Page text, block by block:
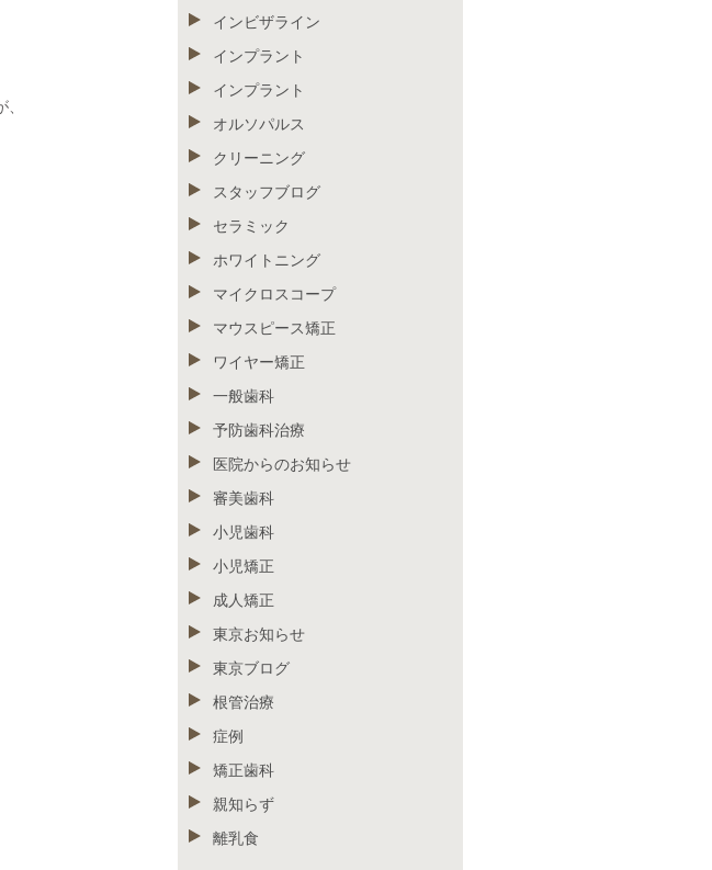
インビザライン
インプラント
インプラント
オルソパルス
クリーニング
スタッフブログ
セラミック
ホワイトニング
マイクロスコープ
マウスピース矯正
ワイヤー矯正
一般歯科
予防歯科治療
医院からのお知らせ
審美歯科
小児歯科
小児矯正
成人矯正
東京お知らせ
東京ブログ
根管治療
症例
矯正歯科
親知らず
離乳食